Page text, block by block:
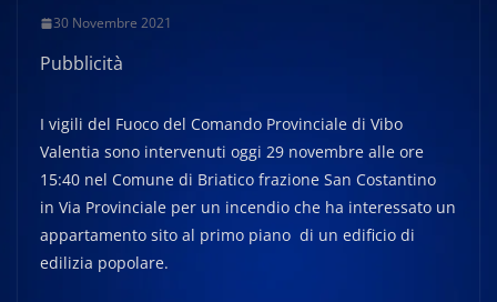
30 Novembre 2021
Pubblicità
I vigili del Fuoco del Comando Provinciale di Vibo
Valentia sono intervenuti oggi 29 novembre alle ore
15:40 nel Comune di Briatico frazione San Costantino
in Via Provinciale per un incendio che ha interessato un
appartamento sito al primo piano di un edificio di
edilizia popolare.